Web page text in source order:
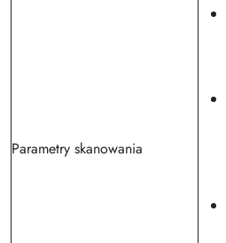
Parametry skanowania